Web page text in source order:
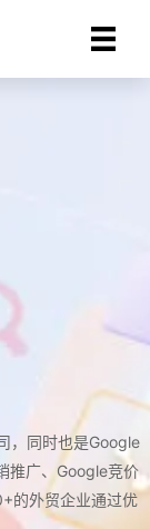
，同时也是Google
推广、Google竞价
的外贸企业通过优